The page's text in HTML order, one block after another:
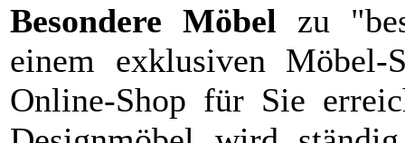
Besondere Möbel zu
einem exklusiven
Online-Shop für Sie